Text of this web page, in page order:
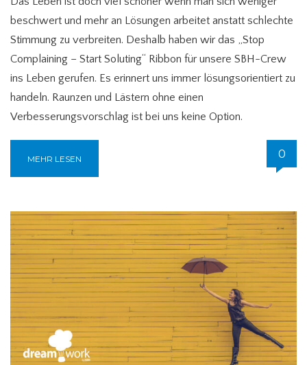
beschwert und mehr an Lösungen arbeitet anstatt schlechte
Stimmung zu verbreiten. Deshalb haben wir das „Stop
Complaining – Start Soluting“ Ribbon für unsere SBH-Crew
ins Leben gerufen. Es erinnert uns immer lösungsorientiert zu
handeln. Raunzen und Lästern ohne einen
Verbesserungsvorschlag ist bei uns keine Option.
MEHR LESEN 0